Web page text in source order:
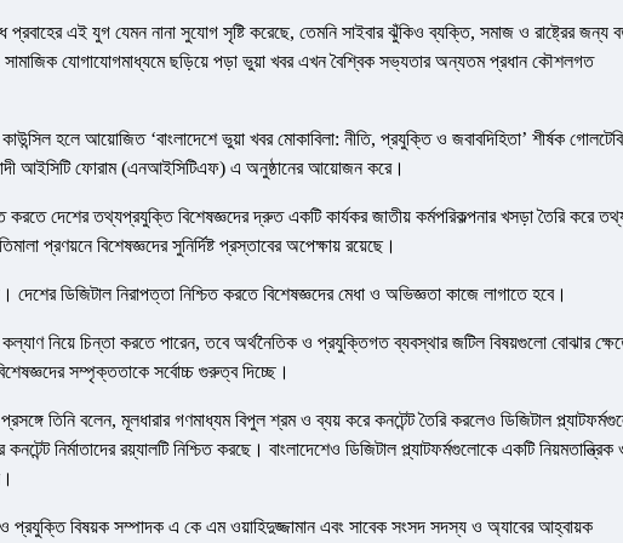
এই যুগ যেমন নানা সুযোগ সৃষ্টি করেছে, তেমনি সাইবার ঝুঁকিও ব্যক্তি, সমাজ ও রাষ্ট্রের জন্য
যোগাযোগমাধ্যমে ছড়িয়ে পড়া ভুয়া খবর এখন বৈশ্বিক সভ্যতার অন্যতম প্রধান কৌশলগত
কাউন্সিল হলে আয়োজিত ‘বাংলাদেশে ভুয়া খবর মোকাবিলা: নীতি, প্রযুক্তি ও জবাবদিহিতা’ শীর্ষক
আইসিটি ফোরাম (এনআইসিটিএফ) এ অনুষ্ঠানের আয়োজন করে।
করতে দেশের তথ্যপ্রযুক্তি বিশেষজ্ঞদের দ্রুত একটি কার্যকর জাতীয় কর্মপরিকল্পনার খসড়া তৈরি করে
প্রণয়নে বিশেষজ্ঞদের সুনির্দিষ্ট প্রস্তাবের অপেক্ষায় রয়েছে।
ডিজিটাল নিরাপত্তা নিশ্চিত করতে বিশেষজ্ঞদের মেধা ও অভিজ্ঞতা কাজে লাগাতে হবে।
নিয়ে চিন্তা করতে পারেন, তবে অর্থনৈতিক ও প্রযুক্তিগত ব্যবস্থার জটিল বিষয়গুলো বোঝার
সম্পৃক্ততাকে সর্বোচ্চ গুরুত্ব দিচ্ছে।
তিনি বলেন, মূলধারার গণমাধ্যম বিপুল শ্রম ও ব্যয় করে কনটেন্ট তৈরি করলেও ডিজিটাল
নির্মাতাদের রয়্যালটি নিশ্চিত করছে। বাংলাদেশেও ডিজিটাল প্ল্যাটফর্মগুলোকে একটি নিয়মতান্ত্রিক
প্রযুক্তি বিষয়ক সম্পাদক এ কে এম ওয়াহিদুজ্জামান এবং সাবেক সংসদ সদস্য ও অ্যাবের আহ্বায়ক